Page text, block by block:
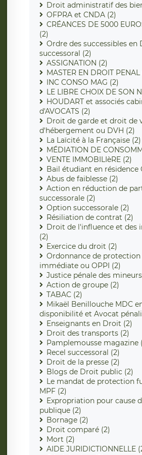
Droit administratif des
OFPRA et CNDA (2)
CRÉANCES DE 5000
(2)
Ordre des successibles en
successoral (2)
ASSIGNATION (2)
MASTER EN DROIT PENAL
INC CONSO MAG (2)
LE LIBRE CHOIX DE SON
HOUDART et associés
d'AVOCATS (2)
Droit de garde et droit de
d'hébergement ou DVH (2)
La Laïcité à la Française (2)
MÉDIATION DE
VENTE IMMOBILIèRE (2)
Bail étudiant en résidence
Abus de faiblesse (2)
Action en réduction de
successorale (2)
Option successorale (2)
Résiliation de contrat (2)
Droit de l'influence et des
(2)
Exercice du droit (2)
Ordonnance de
immédiate ou OPPI (2)
Justice pénale des
Action de groupe (2)
TABAC (2)
Mikaël Benillouche MDC
disponibilité et Avocat
Enseignants en Droit (2)
Droit des transports (2)
Pamplemousse magazine
Recel successoral (2)
Droit de la presse (2)
Blogs de Droit public (2)
Le mandat de protection
MPF (2)
Expropriation pour cause
publique (2)
Bornage (2)
Droit comparé (2)
Mort (2)
AIDE JURIDICTIONNELLE